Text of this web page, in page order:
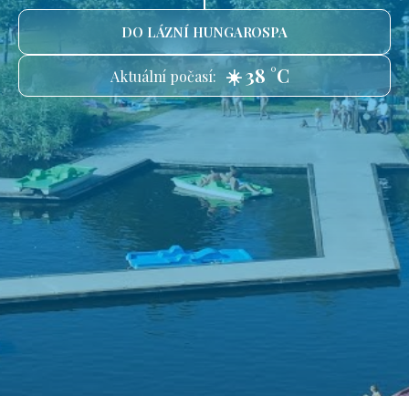
DO LÁZNÍ HUNGAROSPA
Aktuální počasí: ☀️ 38 °C